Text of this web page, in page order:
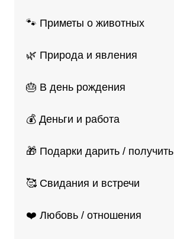
🐾 Приметы о животных
🌿 Природа и явления
🎂 В день рождения
💰 Деньги и работа
🎁 Подарки дарить / получить
🥰 Свидания и встречи
❤️ Любовь / отношения